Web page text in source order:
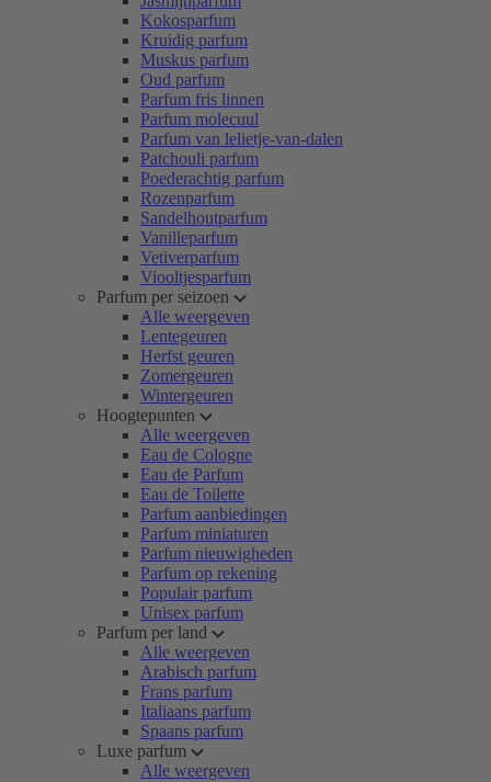
Kokosparfum
Kruidig parfum
Muskus parfum
Oud parfum
Parfum fris linnen
Parfum molecuul
Parfum van lelietje-van-dalen
Patchouli parfum
Poederachtig parfum
Rozenparfum
Sandelhoutparfum
Vanilleparfum
Vetiverparfum
Viooltjesparfum
Parfum per seizoen
Alle weergeven
Lentegeuren
Herfst geuren
Zomergeuren
Wintergeuren
Hoogtepunten
Alle weergeven
Eau de Cologne
Eau de Parfum
Eau de Toilette
Parfum aanbiedingen
Parfum miniaturen
Parfum nieuwigheden
Parfum op rekening
Populair parfum
Unisex parfum
Parfum per land
Alle weergeven
Arabisch parfum
Frans parfum
Italiaans parfum
Spaans parfum
Luxe parfum
Alle weergeven